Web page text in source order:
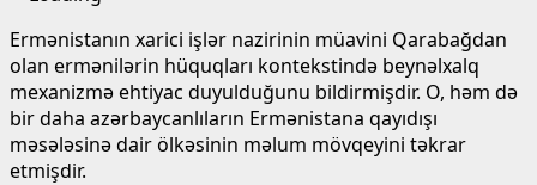
Ermənistanın xarici işlər nazirinin müavini Qarabağdan
olan ermənilərin hüquqları kontekstində beynəlxalq
mexanizmə ehtiyac duyulduğunu bildirmişdir. O, həm də
bir daha azərbaycanlıların Ermənistana qayıdışı
məsələsinə dair ölkəsinin məlum mövqeyini təkrar
etmişdir.